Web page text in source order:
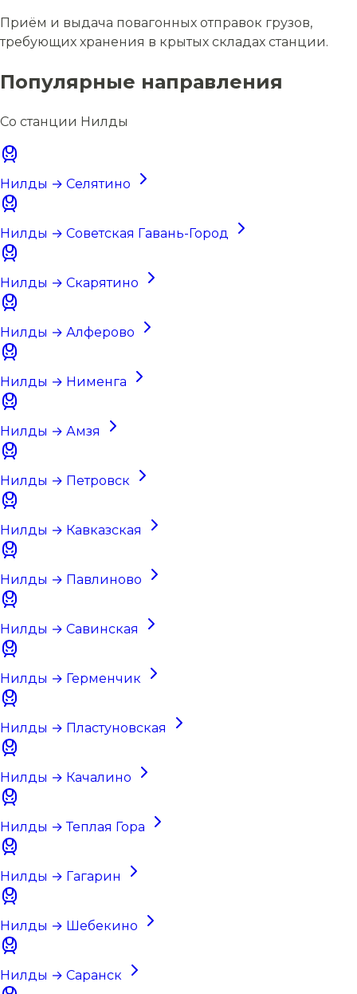
Приём и выдача повагонных отправок грузов,
требующих хранения в крытых складах станции.
Популярные направления
Со станции Нилды
Нилды → Селятино
Нилды → Советская Гавань-Город
Нилды → Скарятино
Нилды → Алферово
Нилды → Нименга
Нилды → Амзя
Нилды → Петровск
Нилды → Кавказская
Нилды → Павлиново
Нилды → Савинская
Нилды → Герменчик
Нилды → Пластуновская
Нилды → Качалино
Нилды → Теплая Гора
Нилды → Гагарин
Нилды → Шебекино
Нилды → Саранск